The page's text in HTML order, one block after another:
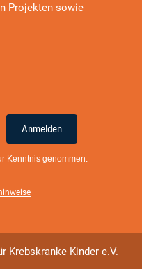
Projekten sowie
Anmelden
Kenntnis genommen.
Krebskranke Kinder e.V.